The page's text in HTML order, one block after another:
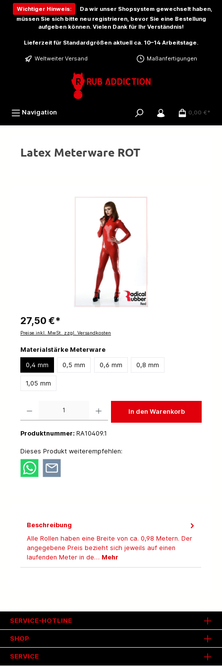
springen
Wichtiger Hinweis:
Da wir unser Shopsystem gewechselt haben,
müssen Sie sich bitte neu registrieren, bevor Sie eine Bestellung
aufgeben können. Vielen Dank für Ihr Verständnis!
Lieferzeit für Standardgrößen aktuell ca. 10–14 Arbeitstage.
Weltweiter Versand Maßanfertigungen
Navigation 0,00 €*
Latex Meterware ROT
27,50 €*
Preise inkl. MwSt. zzgl. Versandkosten
Materialstärke Meterware
0,4 mm 0,5 mm 0,6 mm 0,8 mm
1,05 mm
In den Warenkorb
Produktnummer: RA10409.1
Dieses Produkt weiterempfehlen:
Beschreibung
Alle Rollen haben eine Breite von ca. 0,98 Metern. Der
angegebene Preis bezieht sich jeweils auf einen
laufenden Meter in de… Mehr
SHOP
SERVICE
SERVICE-HOTLINE